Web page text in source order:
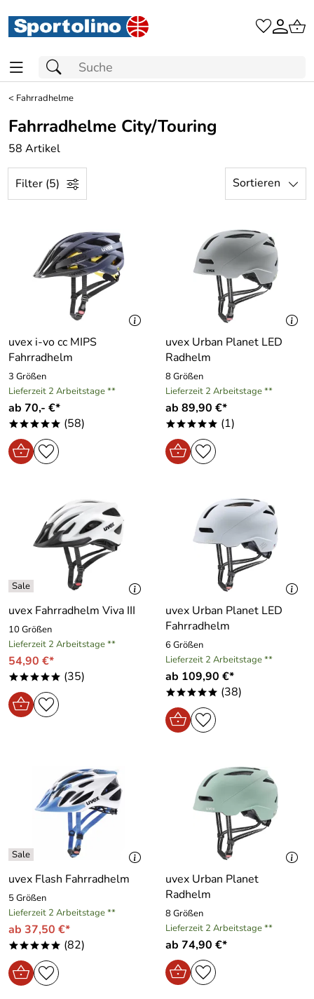
< Fahrradhelme
Fahrradhelme City/Touring
58 Artikel
Filter (5) Sortieren
uvex i-vo cc MIPS
Fahrradhelm
3 Größen
Lieferzeit 2 Arbeitstage **
ab 70,- €*
***** (58)
uvex Urban Planet LED
Radhelm
8 Größen
Lieferzeit 2 Arbeitstage **
ab 89,90 €*
***** (1)
uvex Fahrradhelm Viva III
10 Größen
Lieferzeit 2 Arbeitstage **
54,90 €*
***** (35)
uvex Urban Planet LED
Fahrradhelm
6 Größen
Lieferzeit 2 Arbeitstage **
ab 109,90 €*
***** (38)
uvex Flash Fahrradhelm
5 Größen
Lieferzeit 2 Arbeitstage **
ab 37,50 €*
***** (82)
uvex Urban Planet
Radhelm
8 Größen
Lieferzeit 2 Arbeitstage **
ab 74,90 €*